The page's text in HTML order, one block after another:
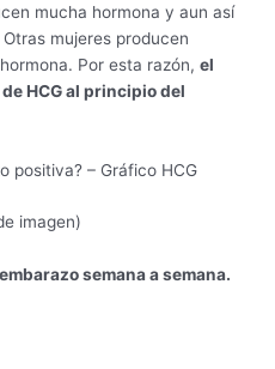
mucha hormona y aun así
mujeres producen
Por esta razón, el
HCG al principio del
positiva? – Gráfico HCG
imagen)
embarazo semana a semana.